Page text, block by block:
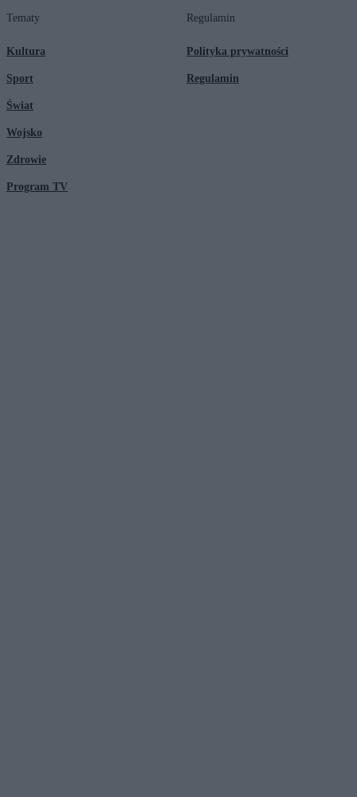
Tematy
Kultura
Sport
Świat
Wojsko
Zdrowie
Program TV
Regulamin
Polityka prywatności
Regulamin